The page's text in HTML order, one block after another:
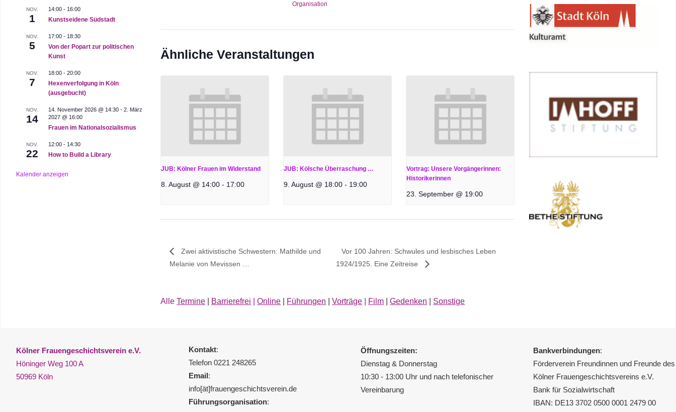
Organisation
Ähnliche Veranstaltungen
JUB: Kölner Frauen im Widerstand
8. August @ 14:00 - 17:00
JUB: Kölsche Überraschung …
9. August @ 18:00 - 19:00
Vortrag: Unsere Vorgängerinnen:
Historikerinnen
23. September @ 19:00
Zwei aktivistische Schwestern: Mathilde und
Melanie von Mevissen …
Vor 100 Jahren: Schwules und lesbisches Leben
1924/1925. Eine Zeitreise
AlleTermine Barrierefrei |Online Führungen |Vorträge Film |Gedenken Sonstige
NOV.
1
14:00 - 16:00
Kunstseidene Südstadt
NOV.
5
17:00 - 18:30
Von der Popart zur politischen
Kunst
NOV.
7
18:00 - 20:00
Hexenverfolgung in Köln
(ausgebucht)
NOV.
14
14. November 2026 @ 14:30 - 2. März
2027 @ 16:00
Frauen im Nationalsozialismus
NOV.
22
12:00 - 14:30
How to Build a Library
Kalender anzeigen
Kölner Frauengeschichtsverein e.V.
Höninger Weg 100 A
50969 Köln
Kontakt:
Telefon 0221 248265
Email:
info[ät]frauengeschichtsverein.de
Führungsorganisation:
Öffnungszeiten:
Dienstag & Donnerstag
10:30 - 13:00 Uhr und nach telefonischer
Vereinbarung
Bankverbindungen:
Förderverein Freundinnen und Freunde des
Kölner Frauengeschichtsvereins e.V.
Bank für Sozialwirtschaft
IBAN: DE13 3702 0500 0001 2479 00